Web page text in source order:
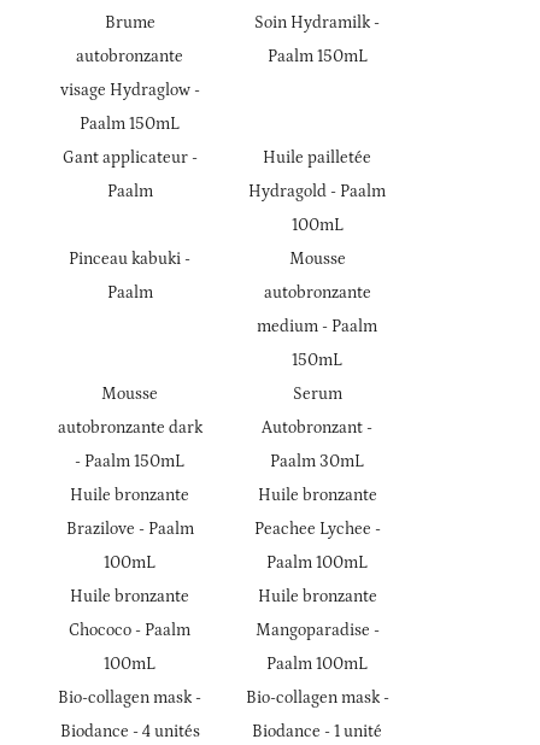
au naturel
– Maternité
produits
en ligne
Actualités
Brume
autobronzante
visage Hydraglow -
Paalm 150mL
Soin Hydramilk -
Paalm 150mL
Gant applicateur -
Paalm
Huile pailletée
Hydragold - Paalm
100mL
Pinceau kabuki -
Paalm
Mousse
autobronzante
medium - Paalm
150mL
Mousse
autobronzante dark
- Paalm 150mL
Serum
Autobronzant -
Paalm 30mL
Huile bronzante
Brazilove - Paalm
100mL
Huile bronzante
Peachee Lychee -
Paalm 100mL
Huile bronzante
Chococo - Paalm
100mL
Huile bronzante
Mangoparadise -
Paalm 100mL
Bio-collagen mask -
Biodance - 4 unités
Bio-collagen mask -
Biodance - 1 unité